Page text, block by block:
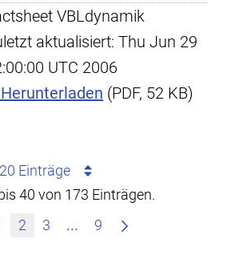
VBLdynamik
aktualisiert: Thu Jun 29
UTC 2006
Herunterladen (PDF, 52 KB)
20 Einträge
40 von 173 Einträgen.
2 3 ... Zwischenseiten
9